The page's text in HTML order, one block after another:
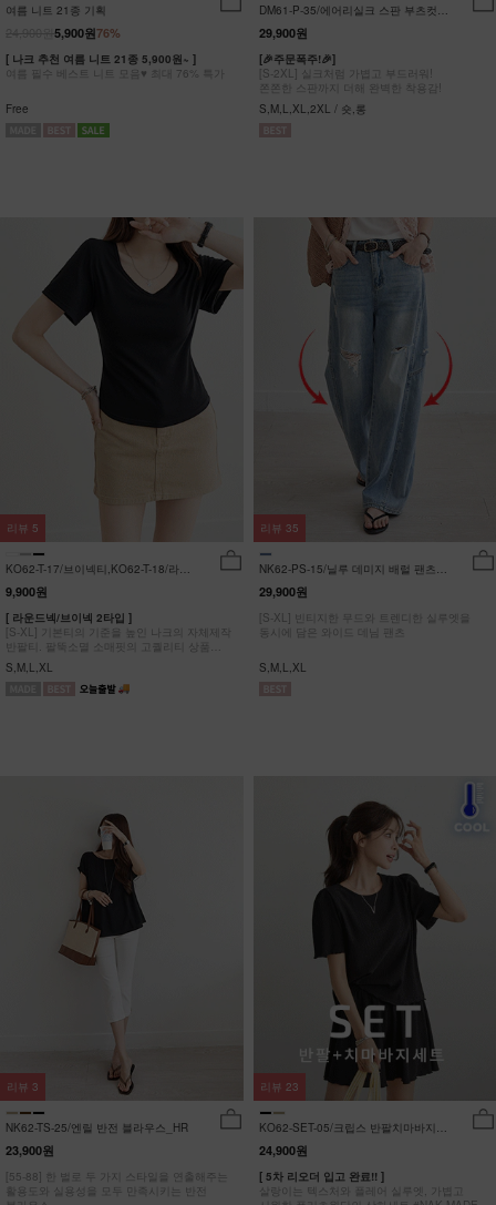
여름 니트 21종 기획
76%
5,900원
[ 나크 추천 여름 니트 21종 5,900원~ ]
여름 필수 베스트 니트 모음♥ 최대 76% 특가
Free
DM61-P-35/에어리실크 스판 부츠컷팬
츠_DY
29,900원
[🎉주문폭주!🎉]
[S-2XL] 실크처럼 가볍고 부드러워!
쫀쫀한 스판까지 더해 완벽한 착용감!
S,M,L,XL,2XL / 숏,롱
KO62-T-17/브이넥티,KO62-T-18/라운
드티_YN
9,900원
[ 라운드넥/브이넥 2타입 ]
[S-XL] 기본티의 기준을 높인 나크의 자체제작
반팔티. 팔뚝소멸 소매핏의 고퀄리티 상품
#NAK MADE.
S,M,L,XL
리뷰 5
NK62-PS-15/닐루 데미지 배럴 팬츠
_HR
29,900원
[S-XL] 빈티지한 무드와 트렌디한 실루엣을
동시에 담은 와이드 데님 팬츠
S,M,L,XL
리뷰 35
NK62-TS-25/엔릴 반전 블라우스_HR
23,900원
[55-88] 한 벌로 두 가지 스타일을 연출해주는
활용도와 실용성을 모두 만족시키는 반전
리뷰 3
KO62-SET-05/크립스 반팔치마바지세
트_HR
24,900원
[ 5차 리오더 입고 완료!! ]
살랑이는 텍스처와 플레어 실루엣, 가볍고
리뷰 23